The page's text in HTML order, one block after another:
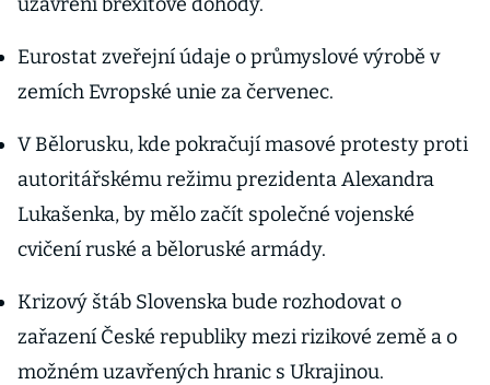
Eurostat zveřejní údaje o průmyslové výrobě v
zemích Evropské unie za červenec.
V Bělorusku, kde pokračují masové protesty proti
autoritářskému režimu prezidenta Alexandra
Lukašenka, by mělo začít společné vojenské
cvičení ruské a běloruské armády.
Krizový štáb Slovenska bude rozhodovat o
zařazení České republiky mezi rizikové země a o
možném uzavřených hranic s Ukrajinou.